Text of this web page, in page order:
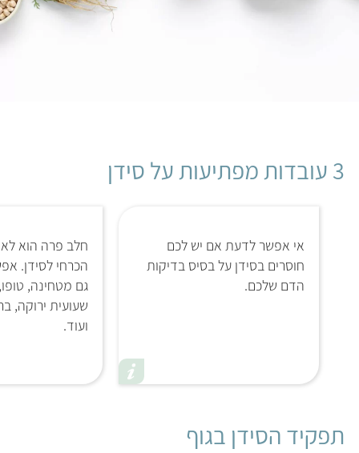
3 עובדות מפתיעות על סידן
אי אפשר לדעת אם יש לכם
חוסרים בסידן על בסיס בדיקות
הדם שלכם.
חלב פרה הוא
הכרחי לסידן.
גם מטחינה,
שעועית ירוקה,
ועוד.
תפקיד הסידן בגוף